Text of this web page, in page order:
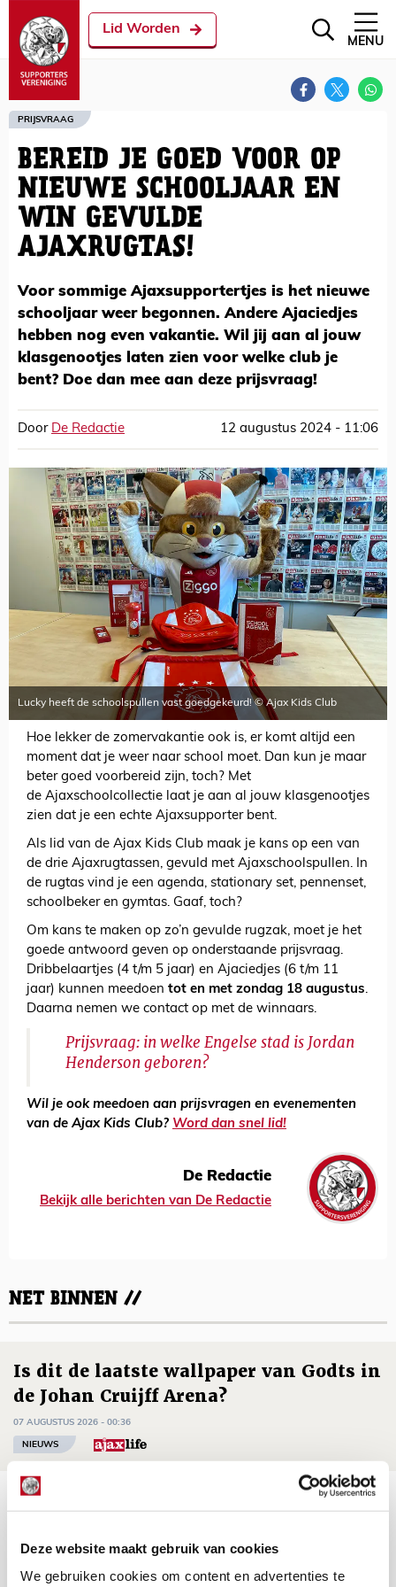
Deze website maakt gebruik van cookies
We gebruiken cookies om content en advertenties te
Lid Worden
MENU
PRIJSVRAAG
BEREID JE GOED VOOR OP
NIEUWE SCHOOLJAAR EN
WIN GEVULDE
AJAXRUGTAS!
Voor sommige Ajaxsupportertjes is het nieuwe
schooljaar weer begonnen. Andere Ajaciedjes
hebben nog even vakantie. Wil jij aan al jouw
klasgenootjes laten zien voor welke club je
bent? Doe dan mee aan deze prijsvraag!
Door De Redactie 12 augustus 2024 - 11:06
Lucky heeft de schoolspullen vast goedgekeurd! © Ajax Kids Club
Hoe lekker de zomervakantie ook is, er komt altijd een
moment dat je weer naar school moet. Dan kun je maar
beter goed voorbereid zijn, toch? Met
de Ajaxschoolcollectie laat je aan al jouw klasgenootjes
zien dat je een echte Ajaxsupporter bent.
Als lid van de Ajax Kids Club maak je kans op een van
de drie Ajaxrugtassen, gevuld met Ajaxschoolspullen. In
de rugtas vind je een agenda, stationary set, pennenset,
schoolbeker en gymtas. Gaaf, toch?
Om kans te maken op zo’n gevulde rugzak, moet je het
goede antwoord geven op onderstaande prijsvraag.
Dribbelaartjes (4 t/m 5 jaar) en Ajaciedjes (6 t/m 11
jaar) kunnen meedoen tot en met zondag 18 augustus.
Daarna nemen we contact op met de winnaars.
Prijsvraag: in welke Engelse stad is Jordan
Henderson geboren?
Wil je ook meedoen aan prijsvragen en evenementen
van de Ajax Kids Club? Word dan snel lid!
De Redactie
Bekijk alle berichten van De Redactie
NET BINNEN //
Is dit de laatste wallpaper van Godts in
de Johan Cruijff Arena?
07 AUGUSTUS 2026 - 00:36
NIEUWS
Trotse Klaassen: ‘Vierhonderd duels
06 AUGUSTUS 2026 - 23:43
NIEUWS